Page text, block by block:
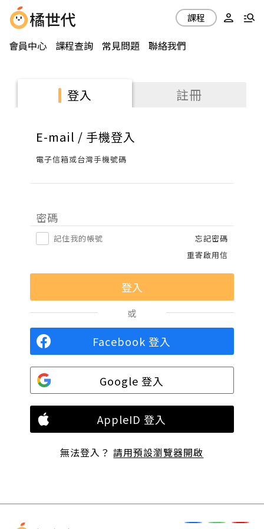
會員中心 課程查詢 常見問題 聯絡我們
課程
登入 註冊
E-mail / 手機登入
電子信箱或台灣手機號碼
密碼
記住我的帳號
忘記密碼
重寄啟用信
或
Facebook 登入
Google 登入
AppleID 登入
無法登入？請用預設瀏覽器開啟